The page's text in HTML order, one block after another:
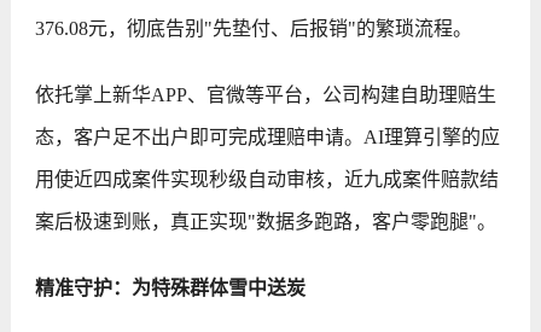
376.08元，彻底告别"先垫付、后报销"的繁琐流程。
依托掌上新华APP、官微等平台，公司构建自助理赔生
态，客户足不出户即可完成理赔申请。AI理算引擎的应
用使近四成案件实现秒级自动审核，近九成案件赔款结
案后极速到账，真正实现"数据多跑路，客户零跑腿"。
精准守护：为特殊群体雪中送炭